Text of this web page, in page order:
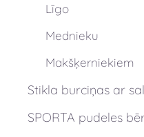
Līgo
Mednieku
Makšķerniekiem
Stikla burciņas ar
SPORTA pudeles